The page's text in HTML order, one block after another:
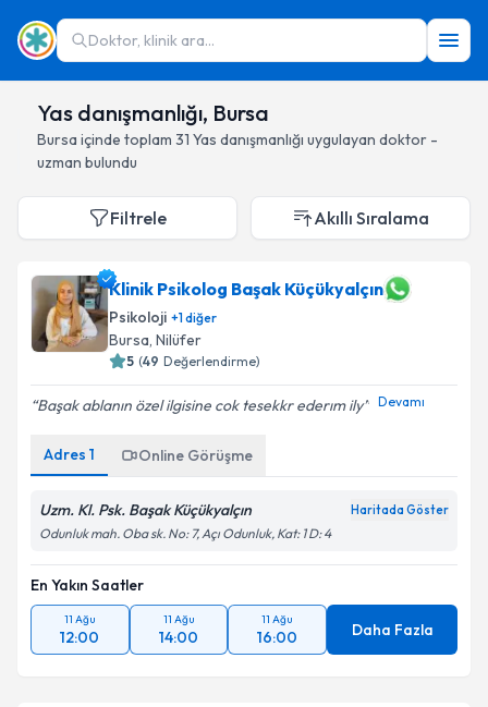
Doktor, klinik ara...
Yas danışmanlığı, Bursa
Bursa içinde toplam 31 Yas danışmanlığı uygulayan doktor -
uzman bulundu
Filtrele Akıllı Sıralama
Klinik Psikolog Başak Küçükyalçın
Psikoloji +1diğer
Bursa, Nilüfer
5 (49 Değerlendirme)
Başak ablanın özel ilgisine cok tesekkr ederım ily Devamı
Adres 1 Online Görüşme
Uzm. Kl. Psk. Başak Küçükyalçın Haritada Göster
Odunluk mah. Oba sk. No: 7, Açı Odunluk, Kat: 1 D: 4
En Yakın Saatler
11 Ağu
12:00
11 Ağu
14:00
11 Ağu
16:00 Daha Fazla